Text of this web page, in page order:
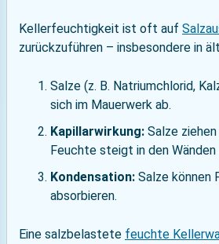
Kellerfeuchtigkeit ist oft auf
zurückzuführen – insbesondere in
Salze (z. B. Natriumchlorid,
sich im Mauerwerk ab.
Kapillarwirkung: Salze
Feuchte steigt in den Wänden
Kondensation: Salze können
absorbieren.
Eine salzbelastete feuchte